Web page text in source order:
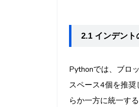
2.1 インデント
Pythonでは、ブロ
スペース4個を推
らか一方に統一す